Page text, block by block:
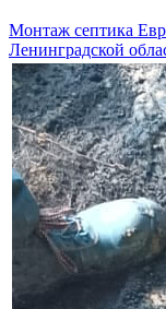
Монтаж септика
Ленинградской